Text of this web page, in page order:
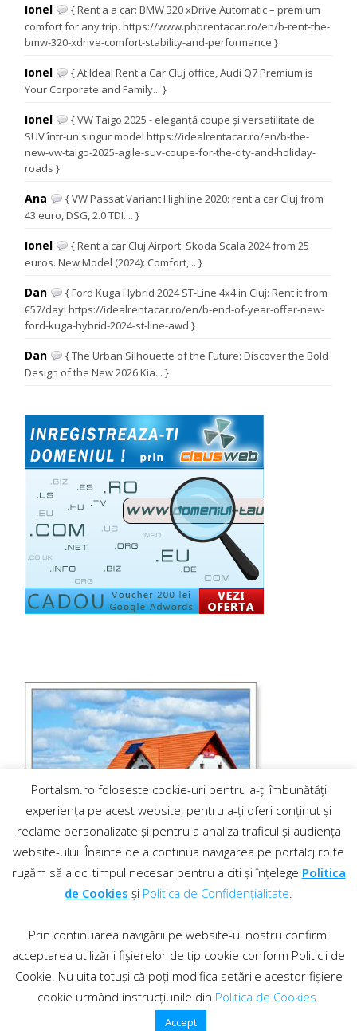
Ionel
{ Rent a a car: BMW 320 xDrive Automatic – premium
comfort for any trip. https://www.phprentacar.ro/en/b-rent-the-
bmw-320-xdrive-comfort-stability-and-performance }
Ionel
{ At Ideal Rent a Car Cluj office, Audi Q7 Premium is
Your Corporate and Family... }
Ionel
{ VW Taigo 2025 - eleganță coupe și versatilitate de
SUV într-un singur model https://idealrentacar.ro/en/b-the-
new-vw-taigo-2025-agile-suv-coupe-for-the-city-and-holiday-
roads }
Ana
{ VW Passat Variant Highline 2020: rent a car Cluj from
43 euro, DSG, 2.0 TDI.... }
Ionel
{ Rent a car Cluj Airport: Skoda Scala 2024 from 25
euros. New Model (2024): Comfort,... }
Dan
{ Ford Kuga Hybrid 2024 ST-Line 4x4 in Cluj: Rent it from
€57/day! https://idealrentacar.ro/en/b-end-of-year-offer-new-
ford-kuga-hybrid-2024-st-line-awd }
Dan
{ The Urban Silhouette of the Future: Discover the Bold
Design of the New 2026 Kia... }
Contact·Regulament comentarii
© 2019 PortalCJ.ro. Toate drepturile sunt rezervate.
Portalsm.ro folosește cookie-uri pentru a-ți îmbunătăți
experiența pe acest website, pentru a-ți oferi conținut și
reclame personalizate și pentru a analiza traficul și audiența
website-ului. Înainte de a continua navigarea pe portalcj.ro te
rugăm să aloci timpul necesar pentru a citi și înțelege Politica
de Cookies și Politica de Confidențialitate.
Prin continuarea navigării pe website-ul nostru confirmi
acceptarea utilizării fișierelor de tip cookie conform Politicii de
Cookie. Nu uita totuși că poți modifica setările acestor fișiere
cookie urmând instrucțiunile din Politica de Cookies.
Accept